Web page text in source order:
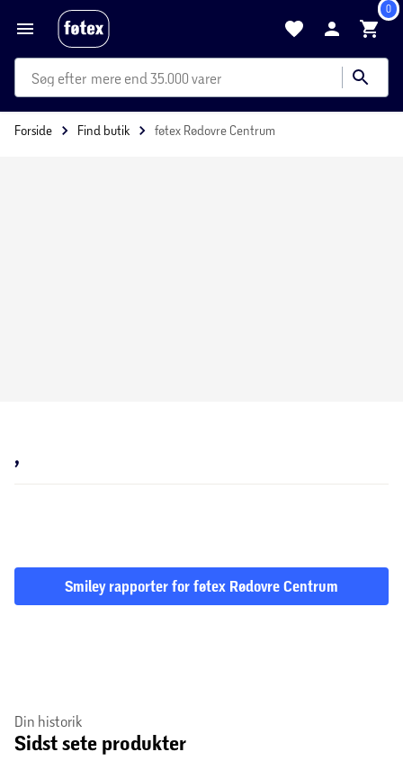
0
mere end 35.000 varer
Forside Find butik føtex Rødovre Centrum
,
Smiley rapporter for føtex Rødovre Centrum
Din historik
Sidst sete produkter